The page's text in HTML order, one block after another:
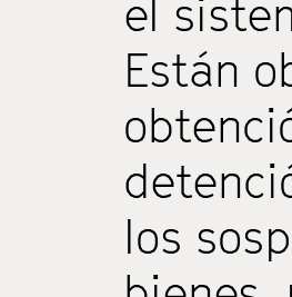
el
Están
los